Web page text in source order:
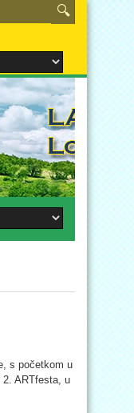
s početkom u
2. ARTfesta, u